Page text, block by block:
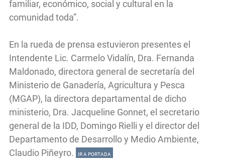
familiar, económico, social y cultural en la
comunidad toda”.
En la rueda de prensa estuvieron presentes el
Intendente Lic. Carmelo Vidalín, Dra. Fernanda
Maldonado, directora general de secretaría del
Ministerio de Ganadería, Agricultura y Pesca
(MGAP), la directora departamental de dicho
ministerio, Dra. Jacqueline Gonnet, el secretario
general de la IDD, Domingo Rielli y el director del
Departamento de Desarrollo y Medio Ambiente,
Claudio Piñeyro.
IR A PORTADA